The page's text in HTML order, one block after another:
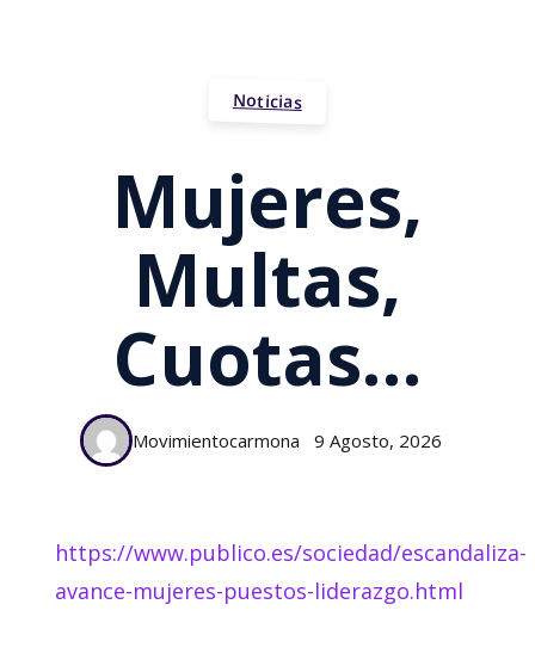
Noticias
Mujeres,
Multas,
Cuotas…
Movimientocarmona 9 Agosto, 2026
https://www.publico.es/sociedad/escandaliza-
avance-mujeres-puestos-liderazgo.html